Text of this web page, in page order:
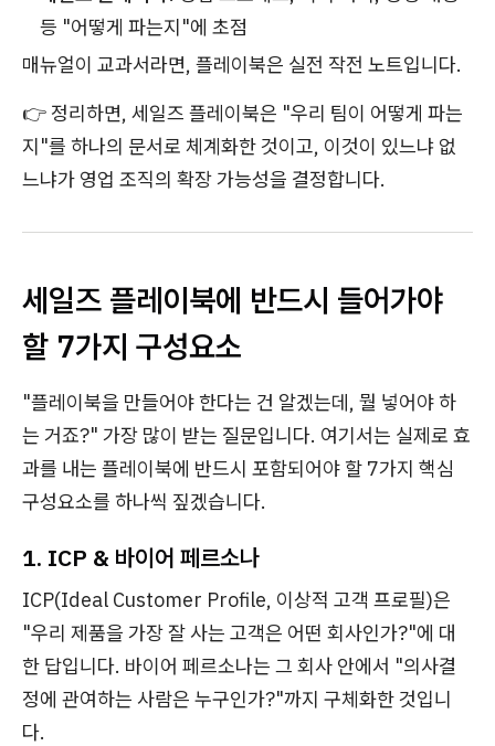
등 "어떻게 파는지"에 초점
매뉴얼이 교과서라면, 플레이북은 실전 작전 노트입니다.
👉 정리하면, 세일즈 플레이북은 "우리 팀이 어떻게 파는
지"를 하나의 문서로 체계화한 것이고, 이것이 있느냐 없
느냐가 영업 조직의 확장 가능성을 결정합니다.
세일즈 플레이북에 반드시 들어가야
할 7가지 구성요소
"플레이북을 만들어야 한다는 건 알겠는데, 뭘 넣어야 하
는 거죠?" 가장 많이 받는 질문입니다. 여기서는 실제로 효
과를 내는 플레이북에 반드시 포함되어야 할 7가지 핵심
구성요소를 하나씩 짚겠습니다.
1. ICP & 바이어 페르소나
ICP(Ideal Customer Profile, 이상적 고객 프로필)은
"우리 제품을 가장 잘 사는 고객은 어떤 회사인가?"에 대
한 답입니다. 바이어 페르소나는 그 회사 안에서 "의사결
정에 관여하는 사람은 누구인가?"까지 구체화한 것입니
다.